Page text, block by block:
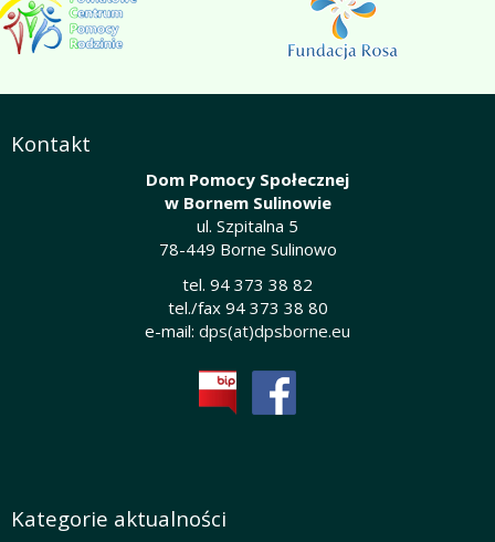
Kontakt
Dom Pomocy Społecznej
w Bornem Sulinowie
ul. Szpitalna 5
78-449 Borne Sulinowo
tel. 94 373 38 82
tel./fax 94 373 38 80
e-mail: dps(at)dpsborne.eu
Kategorie aktualności